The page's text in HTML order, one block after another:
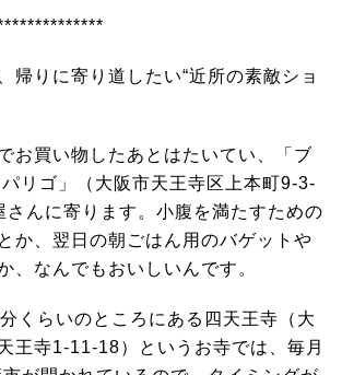
帰りに寄り道したい“近所の素敵ショ
お買い物したあとはたいてい、「ブ
リゴ」（大阪市天王寺区上本町9-3-
さんに寄ります。小腹を満たすための
か、翌日の朝ごはん用のバゲットや
、なんでもおいしいんです。
くらいのところにある四天王寺（大
王寺1-11-18）というお寺では、毎月